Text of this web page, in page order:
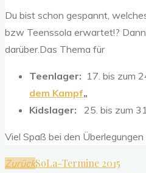
Du bist schon gespannt,
bzw Teenssola erwartet!?
darüber.Das Thema für
Teenlager: 17. bis zum
dem Kampf„
Kidslager: 25. bis zum
Viel Spaß bei den
ZurückSoLa-Termine 2015